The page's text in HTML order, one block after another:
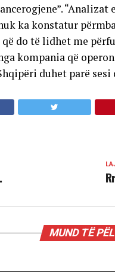
ka konstatur
do të lidhet me
kompania që
duhet parë
MUND TË